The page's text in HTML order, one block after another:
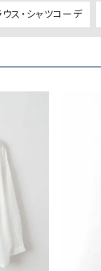
ウス・シャツコーデ